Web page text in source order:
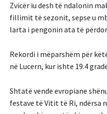
Zvicër iu desh të ndalonin
fillimit të sezonit, sepse u
larta i pengonin ata të
Rekordi i mëparshëm për
në Lucern, kur ishte 19.4
Shtatë vende evropiane
festave të Vitit të Ri, ndërsa